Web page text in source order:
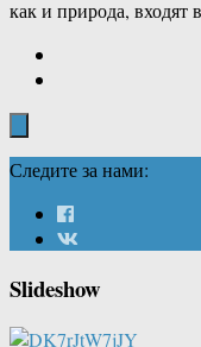
как и природа,
Следите за нами:
Slideshow